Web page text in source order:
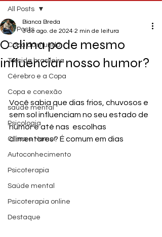
All Posts
Copa do mundo
Torcida brasileira
Cérebro e a Copa
Copa e conexão
saúde mental
Psicologia
Clima e Humor
Autoconhecimento
Psicoterapia
Saúde mental
Psicoterapia online
Destaque
All Posts
O clima pode mesmo
influenciar nosso humor?
Bianca Breda
3 de ago. de 2024 2 min de leitura
Você sabia que dias frios, chuvosos e
sem sol influenciam no seu estado de
humor e até nas  escolhas
alimentares? É comum em dias